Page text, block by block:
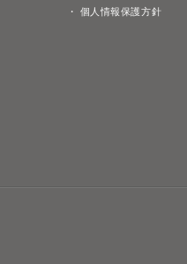
個人情報保護方針